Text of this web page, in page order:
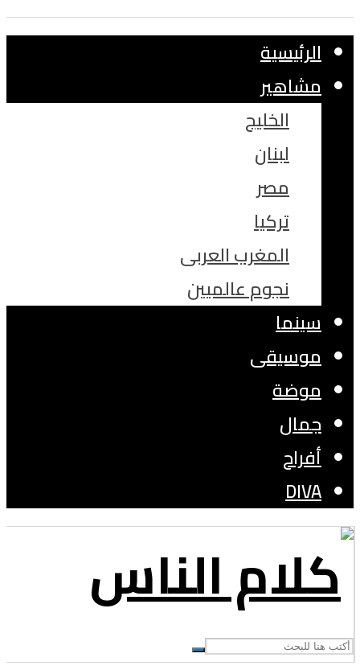
الرئيسية
مشاهير
الخليج
لبنان
مصر
تركيا
المغرب العربى
نجوم عالميين
سينما
موسيقى
موضة
جمال
أفراح
DIVA